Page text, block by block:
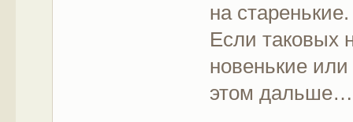
на старенькие.
Если таковых
новенькие
этом дальше…